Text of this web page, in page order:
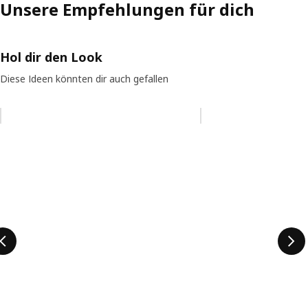
Unsere Empfehlungen für dich
Hol dir den Look
Diese Ideen könnten dir auch gefallen